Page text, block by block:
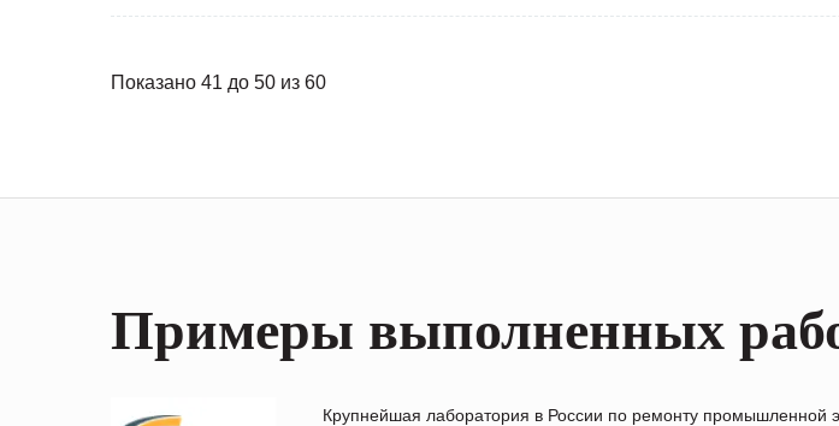
Показано 41 до 50 из 60
Примеры выполненных
Крупнейшая лаборатория в России по ремонту промышленной